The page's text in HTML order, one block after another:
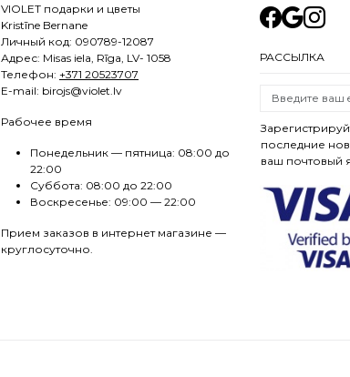
VIOLET подарки и цветы
Kristīne Bernane
Личный код: 090789-12087
Адрес: Misas iela, Rīga, LV- 1058
Телефон: +371 20523707
E-mail: birojs@violet.lv
Рабочее время
Понедельник — пятница: 08:00 до
22:00
Суббота: 08:00 до 22:00
Воскресенье: 09:00 — 22:00
Прием заказов в интернет магазине —
круглосуточно.
РАССЫЛКА
последние
ваш почтовый